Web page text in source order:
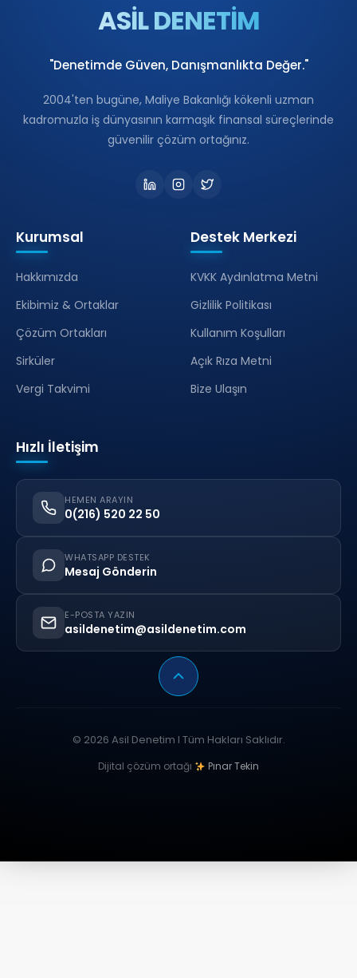
ASİL DENETİM
"Denetimde Güven, Danışmanlıkta Değer."
2004'ten bugüne, Maliye Bakanlığı kökenli uzman
kadromuzla iş dünyasının karmaşık finansal süreçlerinde
güvenilir çözüm ortağınız.
Kurumsal
Hakkımızda
Ekibimiz & Ortaklar
Çözüm Ortakları
Sirküler
Vergi Takvimi
Destek Merkezi
KVKK Aydınlatma Metni
Gizlilik Politikası
Kullanım Koşulları
Açık Rıza Metni
Bize Ulaşın
Hızlı İletişim
HEMEN ARAYIN
0(216) 520 22 50
WHATSAPP DESTEK
Mesaj Gönderin
E-POSTA YAZIN
asildenetim@asildenetim.com
© 2026 Asil Denetim I Tüm Hakları Saklıdır.
Dijital çözüm ortağı Pınar Tekin